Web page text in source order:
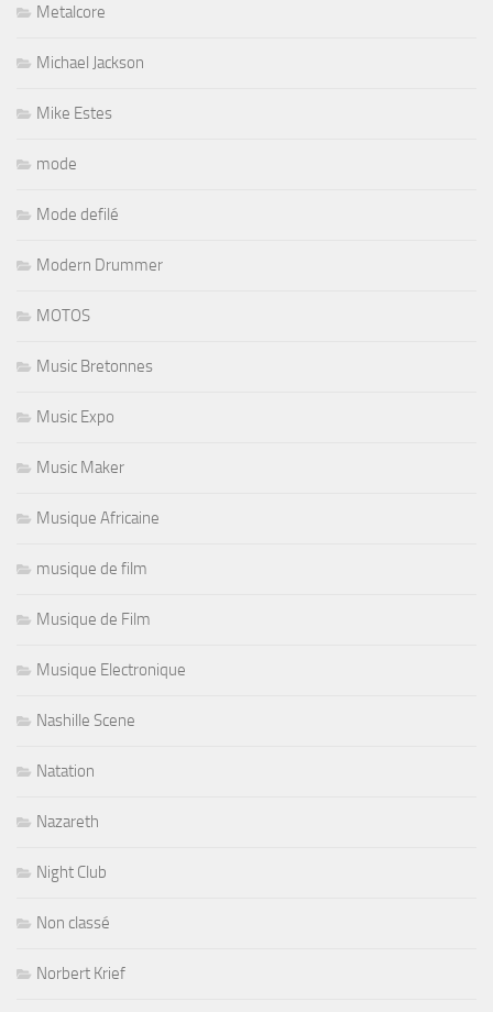
Metalcore
Michael Jackson
Mike Estes
mode
Mode defilé
Modern Drummer
MOTOS
Music Bretonnes
Music Expo
Music Maker
Musique Africaine
musique de film
Musique de Film
Musique Electronique
Nashille Scene
Natation
Nazareth
Night Club
Non classé
Norbert Krief